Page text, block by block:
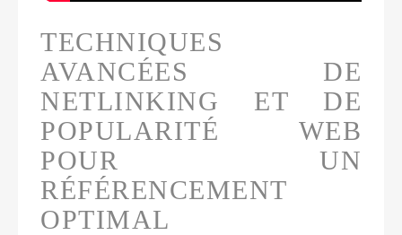
TECHNIQUES
AVANCÉES DE
NETLINKING ET DE
POPULARITÉ WEB
POUR UN
RÉFÉRENCEMENT
OPTIMAL